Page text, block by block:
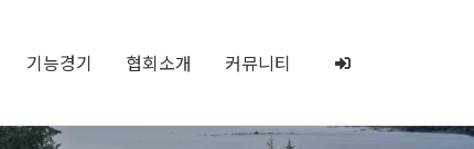
기능경기 협회소개 커뮤니티